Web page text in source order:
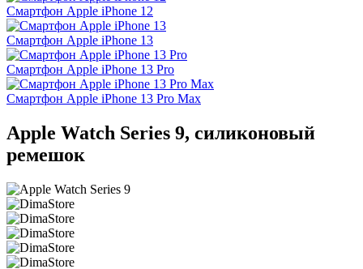
Смартфон Apple iPhone 12
Смартфон Apple iPhone 13
Смартфон Apple iPhone 13 Pro
Смартфон Apple iPhone 13 Pro Max
Apple Watch Series 9, силиконовый
ремешок